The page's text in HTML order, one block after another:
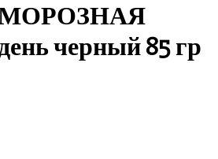
МОРОЗНАЯ
черный 85 гр